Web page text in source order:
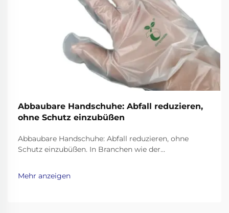
Abbaubare Handschuhe: Abfall reduzieren,
ohne Schutz einzubüßen
Abbaubare Handschuhe: Abfall reduzieren, ohne
Schutz einzubüßen. In Branchen wie der
Lebensmittelgewerbe sind Einweghandschuhe
unverzichtbar für Hygiene und Sicherheit. Allerdings
Mehr anzeigen